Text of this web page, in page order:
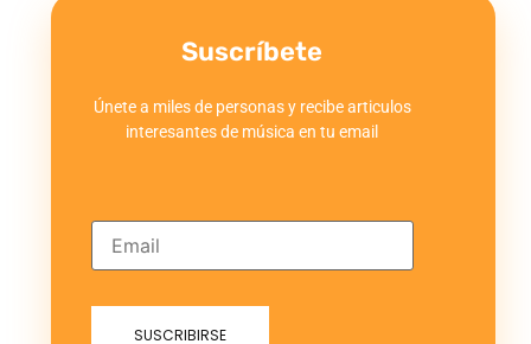
Suscríbete
Únete a miles de personas y recibe articulos
interesantes de música en tu email